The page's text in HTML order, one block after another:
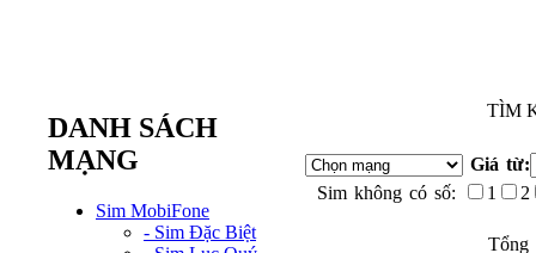
DANH SÁCH
MẠNG
Sim MobiFone
- Sim Đặc Biệt
TÌM
Giá từ:
Sim không có số:
1 2